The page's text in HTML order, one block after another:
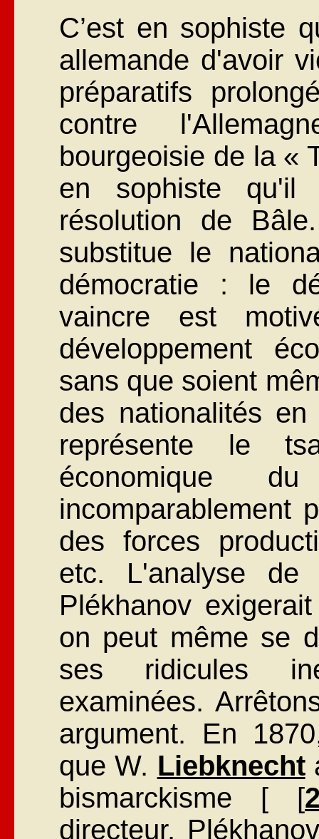
C’est en sophiste
allemande d'avoir
préparatifs
contre
bourgeoisie de la «
en sophiste qu'il
résolution de
substitue le
démocratie : le
vaincre est
développement
sans que soient
des nationalités en
représente le
économique
incomparablement
des forces
etc. L'analyse de
Plékhanov
on peut même se
ses ridicules
examinées.
argument. En
que W. Liebknecht
bismarckisme [ [
directeur.